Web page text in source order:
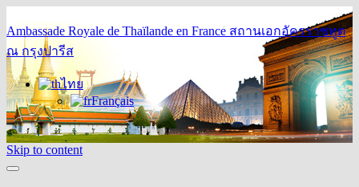
Ambassade Royale de Thaïlande en France สถานเอกอัครราชทูต
ณ กรุงปารีส
ไทย
Français
Skip to content